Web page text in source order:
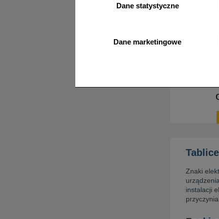
Dane statystyczne
Dane marketingowe
Znaki
instalacji